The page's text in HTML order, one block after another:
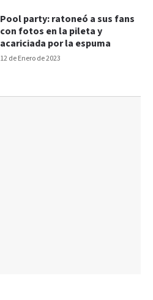
12 de Enero de 2023
Pool party: ratoneó a sus fans
con fotos en la pileta y
acariciada por la espuma